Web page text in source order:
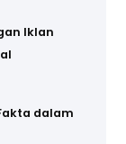
Iklan
dalam